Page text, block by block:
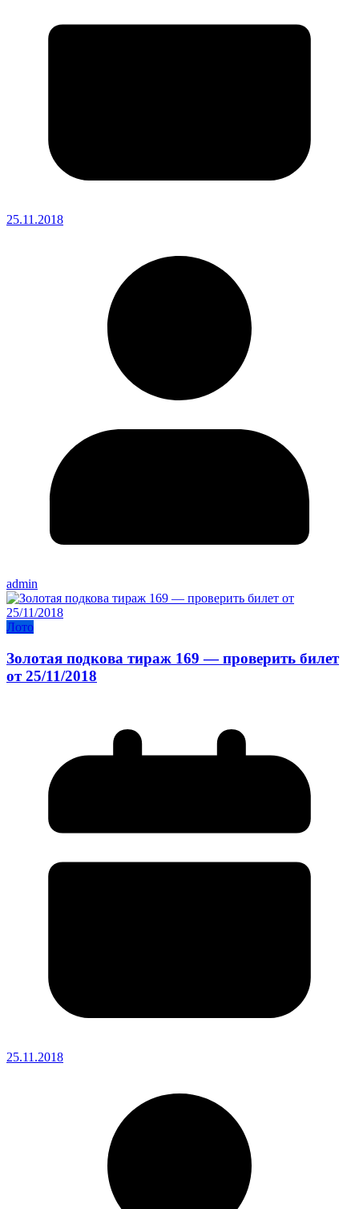
25.11.2018
admin
Лото
Золотая подкова тираж 169 — проверить билет
от 25/11/2018
25.11.2018